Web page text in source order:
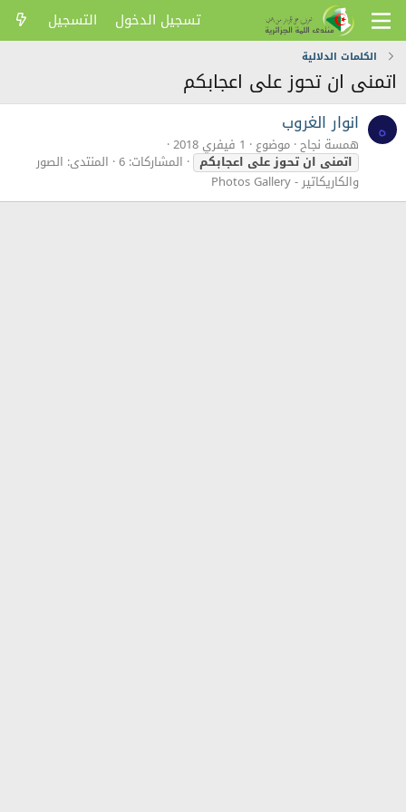
تسجيل الدخول التسجيل
الكلمات الدلالية
اتمنى ان تحوز على اعجابكم
ه انوار الغروب
همسة نجاح موضوع 1 فيفري 2018
اتمنىانتحوزعلىاعجابكم المشاركات: 6 المنتدى: الصور
والكاريكاتير - Photos Gallery